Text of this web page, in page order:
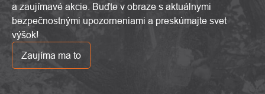
a zaujímavé akcie. Buďte v obraze s aktuálnymi
bezpečnostnými upozorneniami a preskúmajte svet
výšok!
Zaujíma ma to